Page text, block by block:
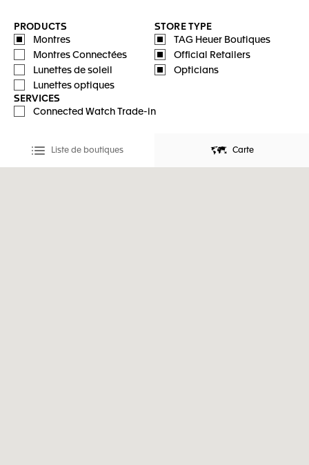
PRODUCTS
Montres
Montres Connectées
Lunettes de soleil
Lunettes optiques
STORE TYPE
TAG Heuer Boutiques
Official Retailers
Opticians
SERVICES
Connected Watch Trade-in
Liste de boutiques Carte